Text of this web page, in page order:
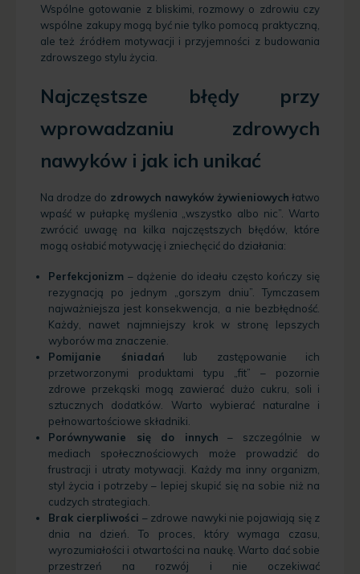
Wspólne gotowanie z bliskimi, rozmowy o zdrowiu czy
wspólne zakupy mogą być nie tylko pomocą praktyczną,
ale też źródłem motywacji i przyjemności z budowania
zdrowszego stylu życia.
Najczęstsze błędy przy
wprowadzaniu zdrowych
nawyków i jak ich unikać
Na drodze do zdrowych nawyków żywieniowych łatwo
wpaść w pułapkę myślenia „wszystko albo nic”. Warto
zwrócić uwagę na kilka najczęstszych błędów, które
mogą osłabić motywację i zniechęcić do działania:
Perfekcjonizm – dążenie do ideału często kończy się
rezygnacją po jednym „gorszym dniu”. Tymczasem
najważniejsza jest konsekwencja, a nie bezbłędność.
Każdy, nawet najmniejszy krok w stronę lepszych
wyborów ma znaczenie.
Pomijanie śniadań lub zastępowanie ich
przetworzonymi produktami typu „fit” – pozornie
zdrowe przekąski mogą zawierać dużo cukru, soli i
sztucznych dodatków. Warto wybierać naturalne i
pełnowartościowe składniki.
Porównywanie się do innych – szczególnie w
mediach społecznościowych może prowadzić do
frustracji i utraty motywacji. Każdy ma inny organizm,
styl życia i potrzeby – lepiej skupić się na sobie niż na
cudzych strategiach.
Brak cierpliwości – zdrowe nawyki nie pojawiają się z
dnia na dzień. To proces, który wymaga czasu,
wyrozumiałości i otwartości na naukę. Warto dać sobie
przestrzeń na rozwój i nie oczekiwać